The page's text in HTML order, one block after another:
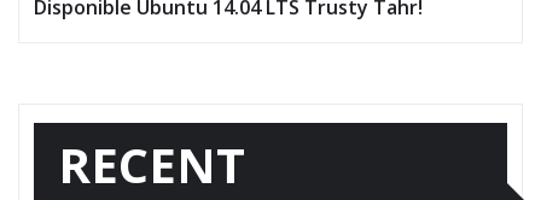
Disponible Ubuntu 14.04 LTS Trusty Tahr!
RECENT